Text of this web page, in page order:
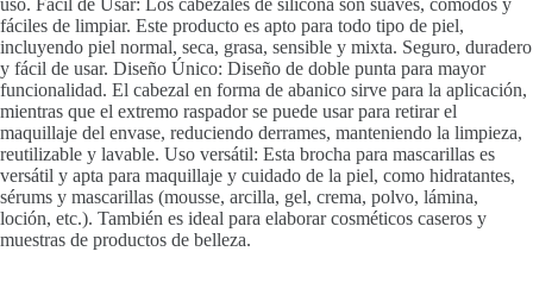
fáciles de limpiar. Este producto es apto para todo tipo de piel,
incluyendo piel normal, seca, grasa, sensible y mixta. Seguro, duradero
y fácil de usar. Diseño Único: Diseño de doble punta para mayor
funcionalidad. El cabezal en forma de abanico sirve para la aplicación,
mientras que el extremo raspador se puede usar para retirar el
maquillaje del envase, reduciendo derrames, manteniendo la limpieza,
reutilizable y lavable. Uso versátil: Esta brocha para mascarillas es
versátil y apta para maquillaje y cuidado de la piel, como hidratantes,
sérums y mascarillas (mousse, arcilla, gel, crema, polvo, lámina,
loción, etc.). También es ideal para elaborar cosméticos caseros y
muestras de productos de belleza.